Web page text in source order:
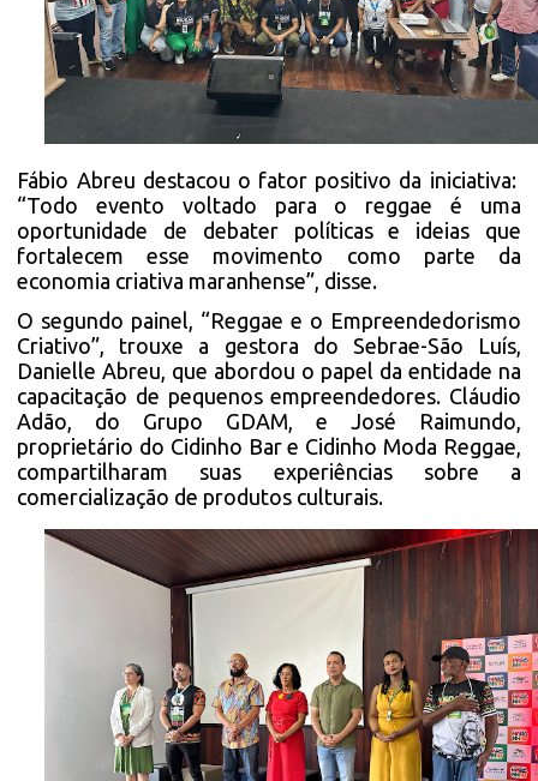
Fábio Abreu destacou o fator positivo da iniciativa:
“Todo evento voltado para o reggae é uma
oportunidade de debater políticas e ideias que
fortalecem esse movimento como parte da
economia criativa maranhense”, disse.
O segundo painel, “Reggae e o Empreendedorismo
Criativo”, trouxe a gestora do Sebrae-São Luís,
Danielle Abreu, que abordou o papel da entidade na
capacitação de pequenos empreendedores. Cláudio
Adão, do Grupo GDAM, e José Raimundo,
proprietário do Cidinho Bar e Cidinho Moda Reggae,
compartilharam suas experiências sobre a
comercialização de produtos culturais.